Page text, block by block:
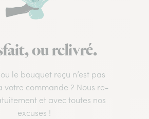
ou relivré.
le bouquet reçu n’est pas
votre commande ? Nous re-
et avec toutes nos
excuses !